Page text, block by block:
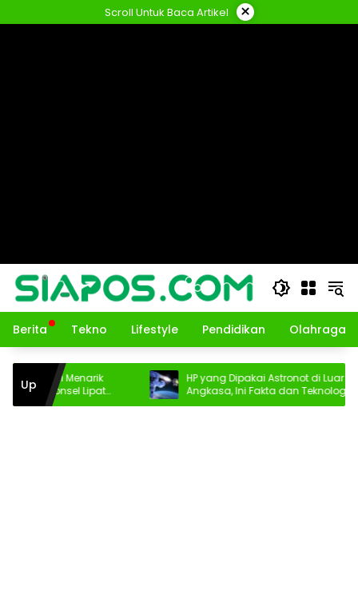
ke
Scroll Untuk Baca Artikel ×
Berita Tekno Lifestyle Pendidikan Olahraga
Up
Menarik
Ponsel Lipat
HP yang Dipakai Astronot di Luar
Angkasa, Ini Fakta dan Teknologinya